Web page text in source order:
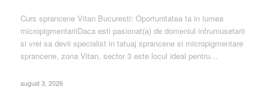
Curs sprancene Vitan Bucuresti: Oportunitatea ta in lumea
micropigmentariiDaca esti pasionat(a) de domeniul infrumusetarii
si vrei sa devii specialist in tatuaj sprancene si micropigmentare
sprancene, zona Vitan, sector 3 este locul ideal pentru…
august 3, 2026